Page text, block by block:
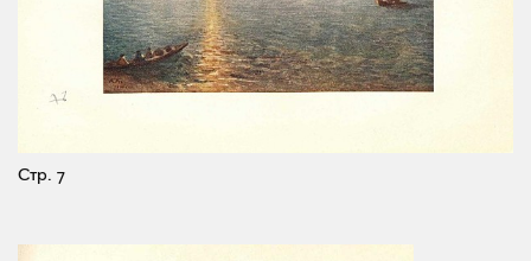
Стр. 7